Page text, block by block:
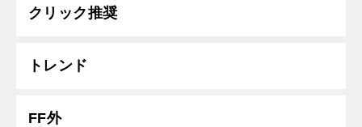
クリック推奨
トレンド
FF外